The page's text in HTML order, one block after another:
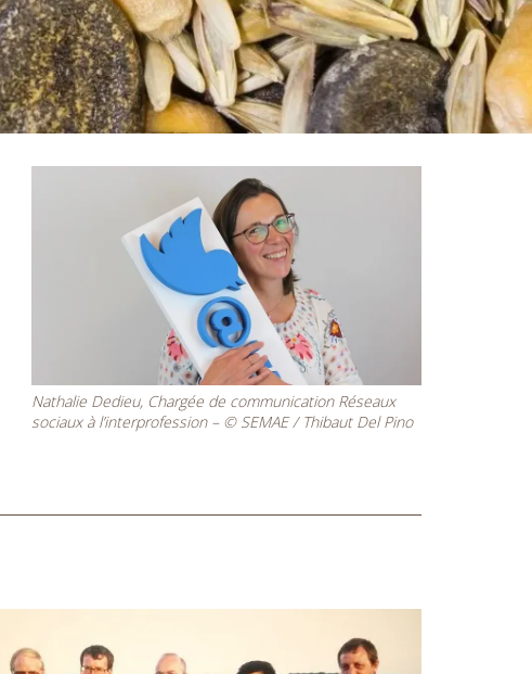
Nathalie Dedieu, Chargée de communication Réseaux
sociaux à l’interprofession – © SEMAE / Thibaut Del Pino